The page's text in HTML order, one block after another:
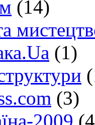
(14)
(1)
(3)
2009